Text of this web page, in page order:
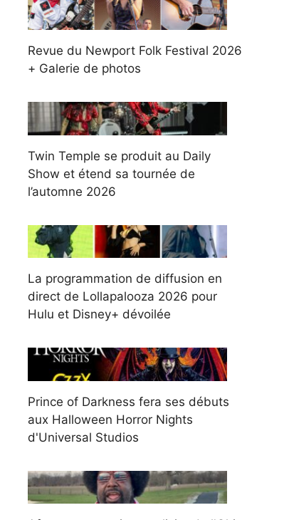
Revue du Newport Folk Festival 2026
+ Galerie de photos
Twin Temple se produit au Daily
Show et étend sa tournée de
l’automne 2026
La programmation de diffusion en
direct de Lollapalooza 2026 pour
Hulu et Disney+ dévoilée
Prince of Darkness fera ses débuts
aux Halloween Horror Nights
d'Universal Studios